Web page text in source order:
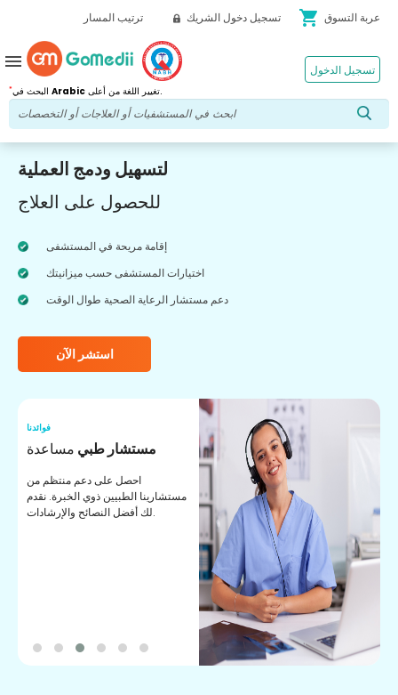
ترتيب المسار تسجيل دخول الشريك shopping_cart عربة التسوق
* Arabic تغيير اللغة من أعلى.
تسجيل الدخول menu
لتسهيل ودمج العملية
للحصول على العلاج
إقامة مريحة في المستشفى
اختيارات المستشفى حسب ميزانيتك
دعم مستشار الرعاية الصحية طوال الوقت
استشر الآن
فوائدنا
مستشار طبي مساعدة
احصل على دعم منتظم من
مستشارينا الطبيين ذوي الخبرة. نقدم
لك أفضل النصائح والإرشادات.